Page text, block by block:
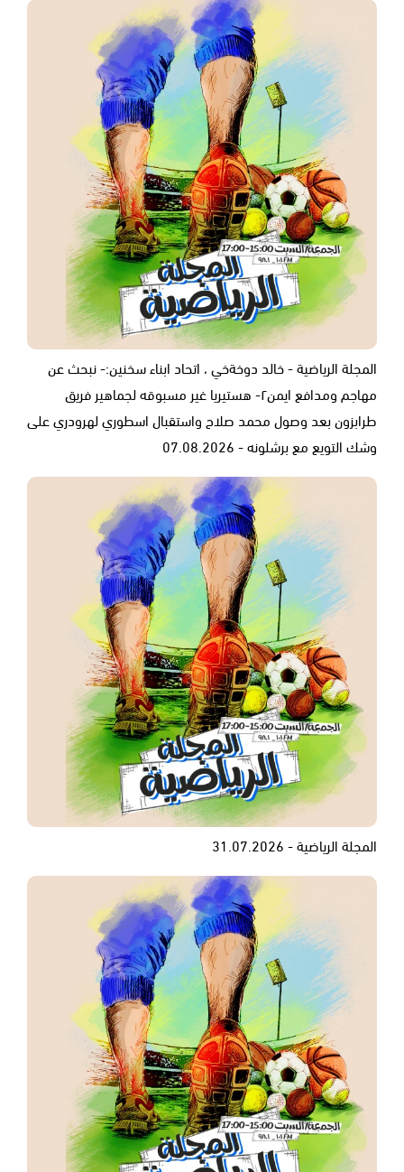
المجلة الرياضية - خالد دوخةخي ، اتحاد ابناء سخنين:- نبحث عن
مهاجم ومدافع ايمن٢- هستيريا غير مسبوقه لجماهير فريق
طرابزون بعد وصول محمد صلاح واستقبال اسطوري لهرودري على
وشك التويع مع برشلونه - 07.08.2026
المجلة الرياضية - 31.07.2026